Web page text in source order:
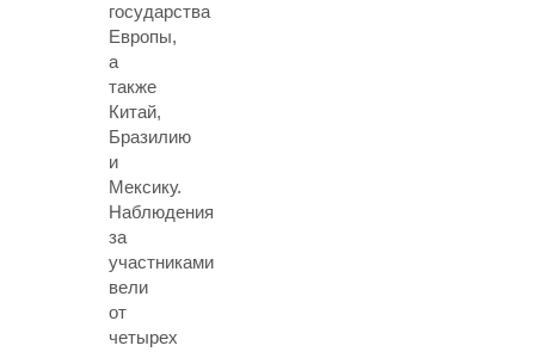
государства
Европы,
а
также
Китай,
Бразилию
и
Мексику.
Наблюдения
за
участниками
вели
от
четырех